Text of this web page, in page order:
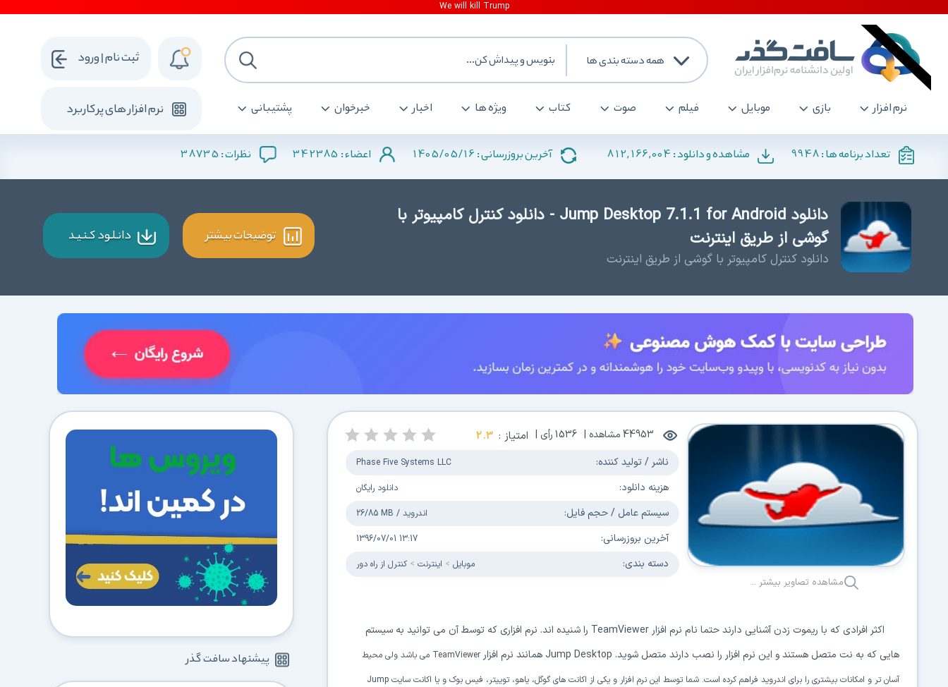
همه دسته بندی ها
نرم افزار بازی موبایل فیلم صوت کتاب ویژه ها اخبار خبرخوان پشتیبانی نرم افزار های پرکاربرد
ثبت نام | ورود
تعداد برنامه ها :9948 مشاهده و دانلود : 812,166,004 آخرین بروزرسانی : 1405/05/16 اعضاء : 342385 نظرات : 38735
دانلود Jump Desktop 7.1.1 for Android - دانلود کنترل کامپیوتر با
گوشی از طریق اینترنت
دانلود کنترل کامپیوتر با گوشی از طریق اینترنت
توضیحات بیشتر دانـلـود کـنـیـد
مشاهده تصاویر بیشتر ...
44953مشاهده | 1536رأی | امتیاز : 2.3
ناشر / تولید کننده: Phase Five Systems LLC
هزینه دانلود: دانلود رایگان
سیستم عامل / حجم فایل: 26/85 MB / اندروید
آخرین بروزرسانی: 1396/07/01 13:17
دسته بندی: موبایل اينترنت کنترل از راه دور
اکثر افرادی که با ریموت زدن آشنایی دارند حتما نام نرم افزار TeamViewer را شنیده اند. نرم افزاری که توسط آن می توانید به سیستم
هایی که به نت متصل هستند و این نرم افزار را نصب دارند متصل شوید. Jump Desktop همانند نرم افزار
TeamViewer می باشد ولی محیط
آسان تر و امکانات بیشتری را برای اندروید فراهم کرده است. شما توسط این نرم افزار و یکی از اکانت های گوگل، یاهو، توییتر، فیس بوک و یا اکانت سایت Jump
پیشنهاد سافت گذر